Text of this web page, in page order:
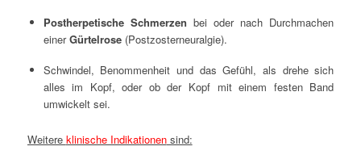
Postherpetische Schmerzen bei oder nach Durchmachen
einerGürtelrose(Postzosterneuralgie).
Schwindel, Benommenheit und das Gefühl, als drehe sich
alles im Kopf, oder ob der Kopf mit einem festen Band
umwickelt sei.
Weitere klinische Indikationensind: